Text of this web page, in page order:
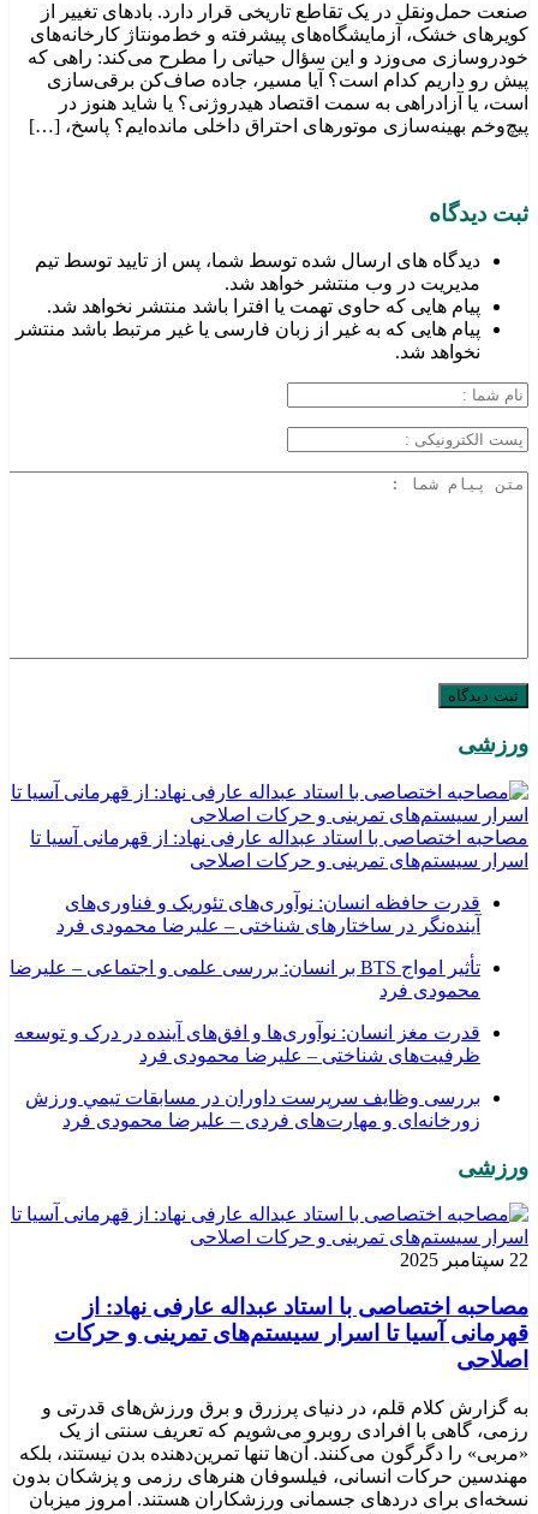
صنعت حمل‌ونقل در یک تقاطع تاریخی قرار دارد. بادهای تغییر از
کویرهای خشک، آزمایشگاه‌های پیشرفته و خط‌مونتاژ کارخانه‌های
خودروسازی می‌وزد و این سؤال حیاتی را مطرح می‌کند: راهی که
پیش رو داریم کدام است؟ آیا مسیر، جاده صاف‌کن برقی‌سازی
است، یا آزادراهی به سمت اقتصاد هیدروژنی؟ یا شاید هنوز در
پیچ‌وخم بهینه‌سازی موتورهای احتراق داخلی مانده‌ایم؟ پاسخ، […]
ثبت دیدگاه
دیدگاه های ارسال شده توسط شما، پس از تایید توسط تیم
مدیریت در وب منتشر خواهد شد.
پیام هایی که حاوی تهمت یا افترا باشد منتشر نخواهد شد.
پیام هایی که به غیر از زبان فارسی یا غیر مرتبط باشد منتشر
نخواهد شد.
ورزشی
مصاحبه اختصاصی با استاد عبداله عارفی نهاد: از قهرمانی آسیا تا
اسرار سیستم‌های تمرینی و حرکات اصلاحی
قدرت حافظه انسان: نوآوری‌های تئوریک و فناوری‌های
آینده‌نگر در ساختارهای شناختی – علیرضا محمودی فرد
تأثیر امواج BTS بر انسان: بررسی علمی و اجتماعی – علیرضا
محمودی فرد
قدرت مغز انسان: نوآوری‌ها و افق‌های آینده در درک و توسعه
ظرفیت‌های شناختی – علیرضا محمودی فرد
بررسی وظايف سرپرست داوران در مسابقات تیمي ورزش
زورخانه‌ای و مهارت‌های فردی – علیرضا محمودی فرد
ورزشی
22 سپتامبر 2025
مصاحبه اختصاصی با استاد عبداله عارفی نهاد: از
قهرمانی آسیا تا اسرار سیستم‌های تمرینی و حرکات
اصلاحی
به گزارش کلام قلم، در دنیای پرزرق و برق ورزش‌های قدرتی و
رزمی، گاهی با افرادی روبرو می‌شویم که تعریف سنتی از یک
«مربی» را دگرگون می‌کنند. آن‌ها تنها تمرین‌دهنده بدن نیستند، بلکه
مهندسین حرکات انسانی، فیلسوفان هنرهای رزمی و پزشکان بدون
نسخه‌ای برای دردهای جسمانی ورزشکاران هستند. امروز میزبان